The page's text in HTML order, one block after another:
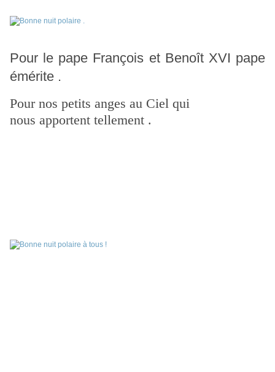
Pour le pape François et Benoît XVI pape
émérite .
Pour nos petits anges au Ciel qui
nous apportent tellement .